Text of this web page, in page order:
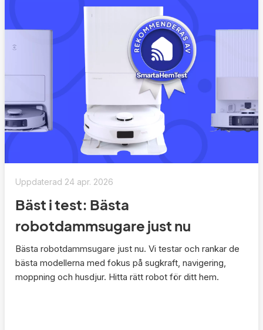
Uppdaterad 24 apr. 2026
Bäst i test: Bästa
robotdammsugare just nu
Bästa robotdammsugare just nu. Vi testar och rankar de
bästa modellerna med fokus på sugkraft, navigering,
moppning och husdjur. Hitta rätt robot för ditt hem.